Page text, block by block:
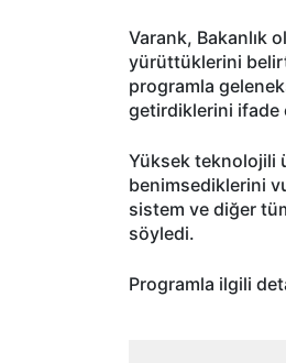
Varank, Bakanlık
yürüttüklerini
programla
getirdiklerini ifade
Yüksek teknolojili
benimsediklerini
sistem ve diğer
söyledi.
Programla ilgili